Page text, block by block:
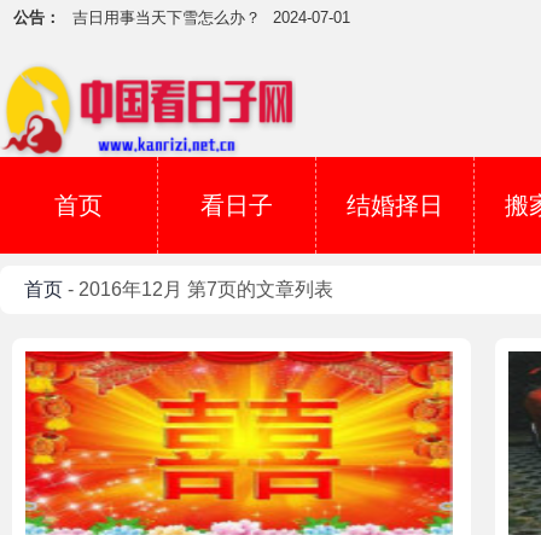
公告： 吉日用事当天下雪怎么办？
2024-07-01
犯煞日不可开庚 切记
2017-04-06
安祖坟用丁已日吉吗？
2017-03-29
如何看葬山的日子？
2017-03-19
择日子辟邪
2017-03-07
寅甲一方的好吉日子
吉日用事当天下雪怎么办？
2024-07-01
5月5日吉吗？
2017-05-04
犯煞日不可开庚 切记
2017-04-06
安祖坟用丁已日吉吗？
2017-03-29
如何看葬山的日子？
2017-03-19
首页 看日子 结婚择日 搬
首页 - 2016年12月 第7页的文章列表